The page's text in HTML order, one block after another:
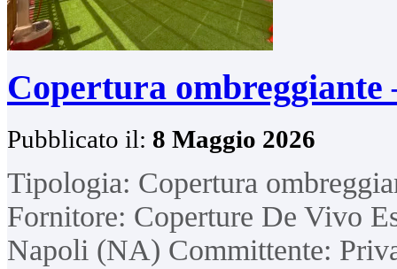
Copertura ombreggiante
Pubblicato il: 8 Maggio 2026
Tipologia: Copertura
Fornitore: Coperture De Vivo
Napoli (NA) Committente: